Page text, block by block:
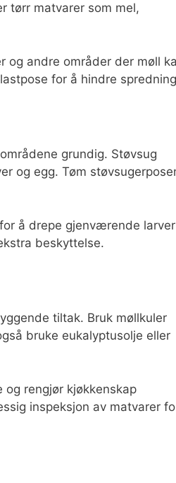
tørr matvarer som mel,
og andre områder der møll
for å hindre
grundig. Støvsug
og egg. Tøm
å drepe gjenværende larver
beskyttelse.
tiltak. Bruk møllkuler
bruke eukalyptusolje eller
rengjør kjøkkenskap
inspeksjon av matvarer